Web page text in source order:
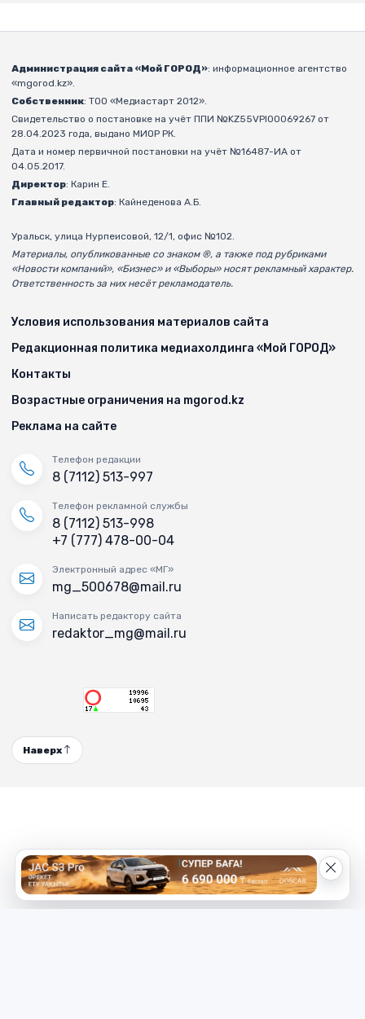
Администрация сайта «Мой ГОРОД»: информационное агентство
«mgorod.kz».
Собственник: ТОО «Медиастарт 2012».
Свидетельство о постановке на учёт ППИ №KZ55VPI00069267 от
28.04.2023 года, выдано МИОР РК.
Дата и номер первичной постановки на учёт №16487-ИА от
04.05.2017.
Директор: Карин Е.
Главный редактор: Кайнеденова А.Б.
Уральск, улица Нурпеисовой, 12/1, офис №102.
Материалы, опубликованные со знаком ®, а также под рубриками
«Новости компаний», «Бизнес» и «Выборы» носят рекламный характер.
Ответственность за них несёт рекламодатель.
Условия использования материалов сайта
Редакционная политика медиахолдинга «Мой ГОРОД»
Контакты
Возрастные ограничения на mgorod.kz
Реклама на сайте
Телефон редакции
8 (7112) 513-997
Телефон рекламной службы
8 (7112) 513-998
+7 (777) 478-00-04
Электронный адрес «МГ»
mg_500678@mail.ru
Написать редактору сайта
redaktor_mg@mail.ru
Наверх